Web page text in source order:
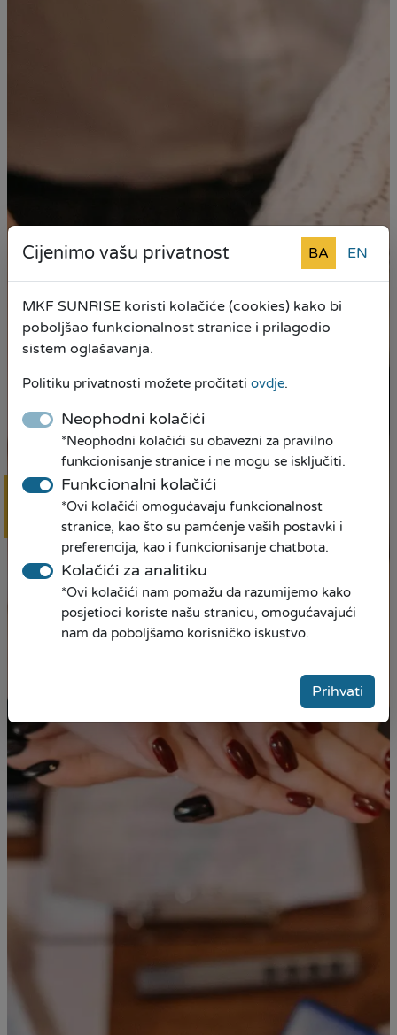
Mi pravimo prilike!
Cijenimo vašu privatnost BA EN
MKF SUNRISE koristi kolačiće (cookies) kako bi
poboljšao funkcionalnost stranice i prilagodio
sistem oglašavanja.
Politiku privatnosti možete pročitati ovdje.
Neophodni kolačići
*Neophodni kolačići su obavezni za pravilno
funkcionisanje stranice i ne mogu se isključiti.
Funkcionalni kolačići
*Ovi kolačići omogućavaju funkcionalnost
stranice, kao što su pamćenje vaših postavki i
preferencija, kao i funkcionisanje chatbota.
Kolačići za analitiku
*Ovi kolačići nam pomažu da razumijemo kako
posjetioci koriste našu stranicu, omogućavajući
nam da poboljšamo korisničko iskustvo.
Prihvati